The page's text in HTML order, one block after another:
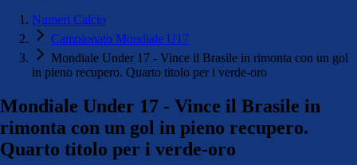
Numeri Calcio
Campionato Mondiale U17
Mondiale Under 17 - Vince il Brasile in rimonta con un gol
in pieno recupero. Quarto titolo per i verde-oro
Mondiale Under 17 - Vince il Brasile in
rimonta con un gol in pieno recupero.
Quarto titolo per i verde-oro